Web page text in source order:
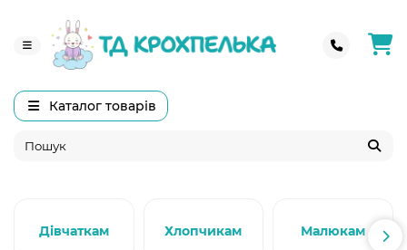
Каталог товарів
Дівчаткам Хлопчикам Малюкам